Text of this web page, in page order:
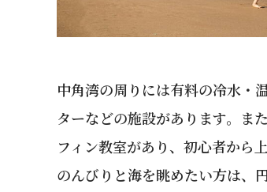
中角湾の周りには有料の冷水・
ターなどの施設があります。ま
フィン教室があり、初心者から
のんびりと海を眺めたい方は、